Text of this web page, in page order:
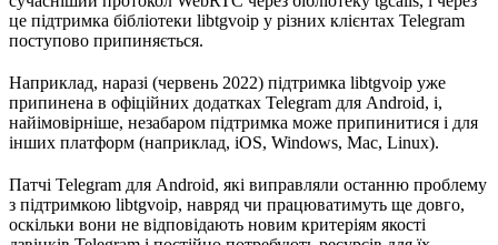
це підтримка бібліотеки libtgvoip у різних клієнтах Telegram
поступово припиняється.
Наприклад, наразі (червень 2022) підтримка libtgvoip уже
припинена в офіційних додатках Telegram для Android, і,
найімовірніше, незабаром підтримка може припинитися і для
інших платформ (наприклад, iOS, Windows, Mac, Linux).
Патчі Telegram для Android, які виправляли останню проблему
з підтримкою libtgvoip, навряд чи працюватимуть ще довго,
оскільки вони не відповідають новим критеріям якості